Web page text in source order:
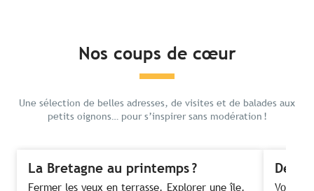
Nos coups de cœur
Une sélection de belles adresses, de visites et de balades aux
petits oignons… pour s’inspirer sans modération !
La Bretagne au printemps ?
Fermer les yeux en terrasse. Explorer une île.
Des
Voir